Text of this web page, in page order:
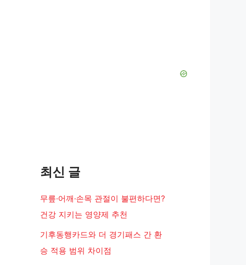
최신 글
무릎·어깨·손목 관절이 불편하다면?
건강 지키는 영양제 추천
기후동행카드와 더 경기패스 간 환
승 적용 범위 차이점